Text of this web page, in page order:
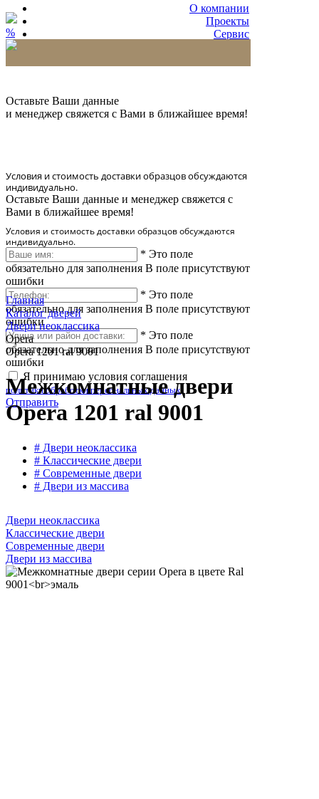
О компании
Проекты
Сервис
%
Оставьте Ваши данные
и менеджер свяжется с Вами в ближайшее время!
Условия и стоимость доставки образцов обсуждаются
индивидуально.
Оставьте Ваши данные и менеджер свяжется с
Вами в ближайшее время!
Условия и стоимость доставки образцов обсуждаются
индивидуально.
* Это поле
обязательно для заполнения В поле присутствуют
ошибки
* Это поле
обязательно для заполнения В поле присутствуют
ошибки
* Это поле
обязательно для заполнения В поле присутствуют
ошибки
Я принимаю условия соглашения
политики обработки персональных данных
Отправить
Главная
Каталог дверей
Двери неоклассика
Opera
Opera 1201 ral 9001
Межкомнатные двери
Opera 1201 ral 9001
# Двери неоклассика
# Классические двери
# Современные двери
# Двери из массива
Двери неоклассика
Классические двери
Современные двери
Двери из массива